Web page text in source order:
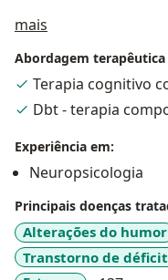
mais
Abordagem terapêutica
Terapia cognitivo
Dbt - terapia
Experiência em:
Neuropsicologia
Principais doenças
Alterações do humor
Transtorno de